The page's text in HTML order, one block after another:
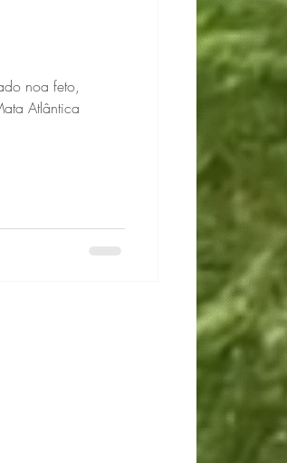
noa feto,
Atlântica